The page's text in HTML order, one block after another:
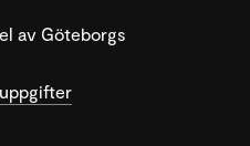
av Göteborgs